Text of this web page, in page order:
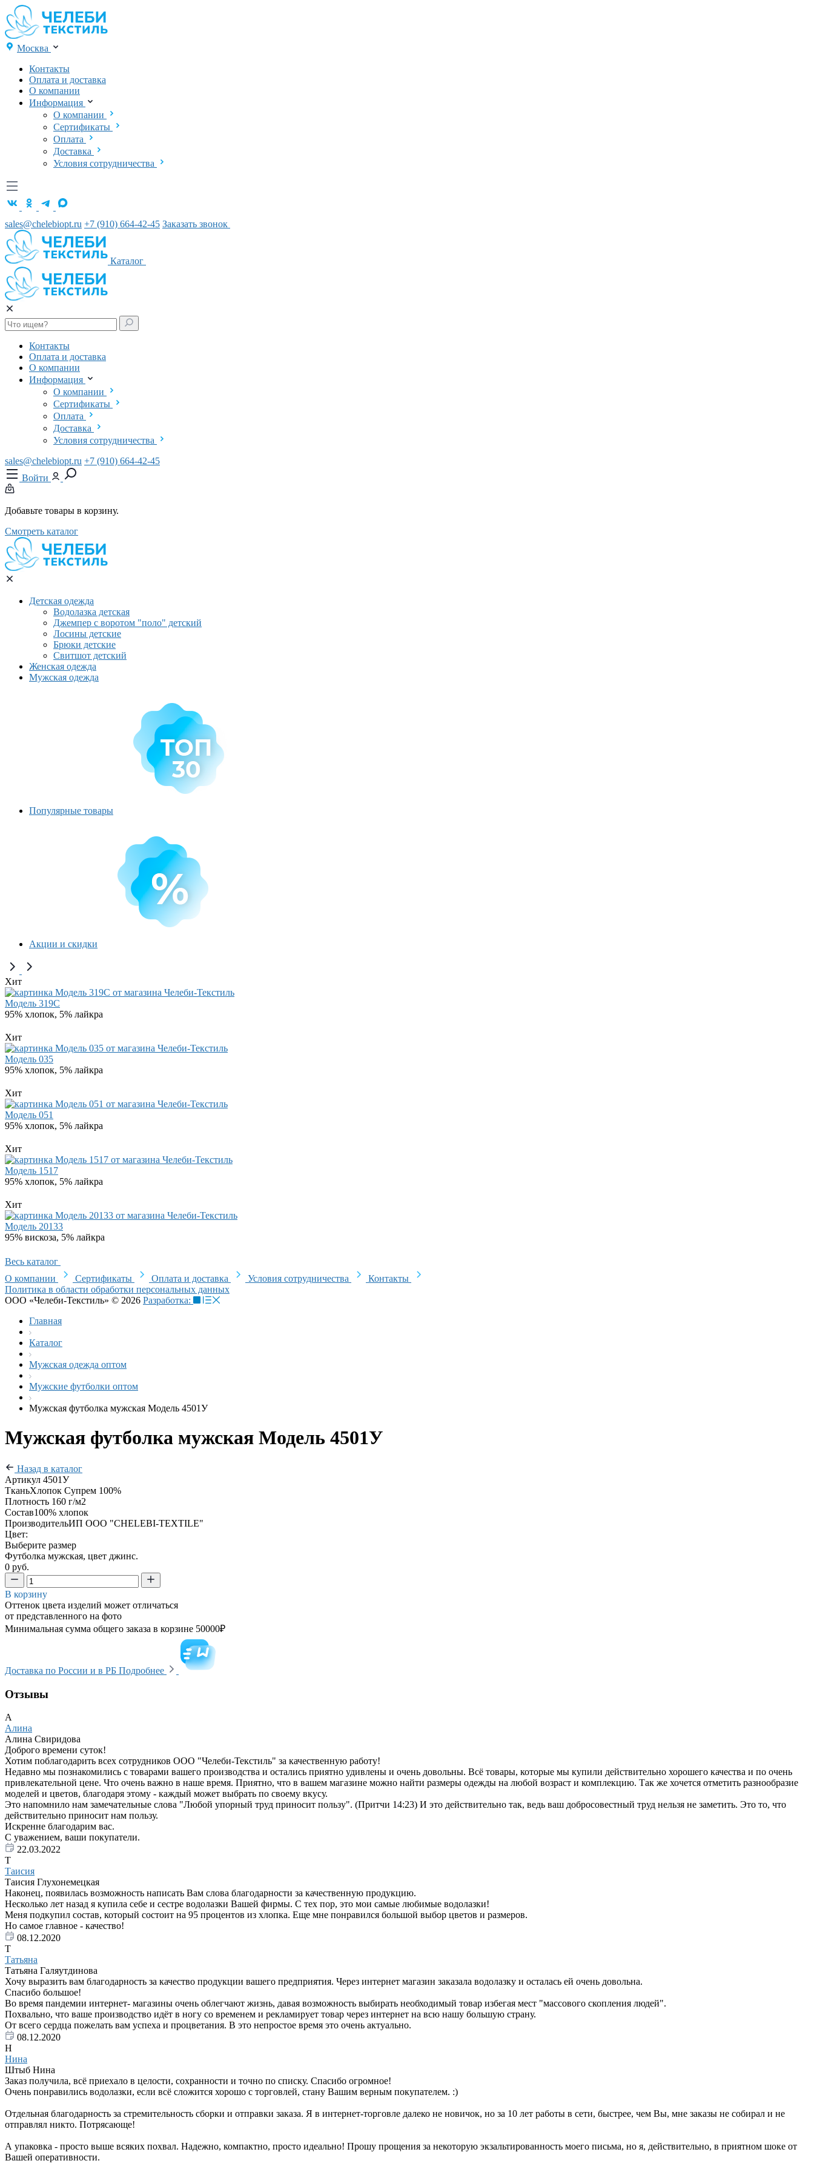
Москва
Контакты
Оплата и доставка
О компании
Информация
О компании
Сертификаты
Оплата
Доставка
Условия сотрудничества
sales@chelebiopt.ru +7 (910) 664-42-45 Заказать звонок
Каталог
Контакты
Оплата и доставка
О компании
Информация
О компании
Сертификаты
Оплата
Доставка
Условия сотрудничества
sales@chelebiopt.ru +7 (910) 664-42-45
Войти
Добавьте товары в корзину.
Смотреть каталог
Детская одежда
Водолазка детская
Джемпер с воротом "поло" детский
Лосины детские
Брюки детские
Свитшот детский
Женская одежда
Мужская одежда
Популярные товары
Акции и скидки
Хит
Модель 319C
95% хлопок, 5% лайкра
Хит
Модель 035
95% хлопок, 5% лайкра
Хит
Модель 051
95% хлопок, 5% лайкра
Хит
Модель 1517
95% хлопок, 5% лайкра
Хит
Модель 20133
95% вискоза, 5% лайкра
Весь каталог
О компании
Сертификаты Оплата и доставка Условия сотрудничества
Контакты
Политика в области обработки персональных данных
ООО «Челеби-Текстиль» © 2026 Разработка:
Главная
Каталог
Мужская одежда оптом
Мужские футболки оптом
Мужская футболка мужская Модель 4501У
Мужская футболка мужская Модель 4501У
Назад в каталог
Артикул 4501У
ТканьХлопок Супрем 100%
Плотность 160 г/м2
Состав100% хлопок
ПроизводительИП ООО "CHELEBI-TEXTILE"
Цвет:
Выберите размер
Футболка мужская, цвет джинс.
0 руб.
В корзину
Оттенок цвета изделий может отличаться
от представленного на фото
Минимальная сумма общего заказа в корзине 50000₽
Доставка по России и в РБ Подробнее
Отзывы
А
Алина
Алина Свиридова
Доброго времени суток!
Хотим поблагодарить всех сотрудников ООО "Челеби-Текстиль" за качественную работу!
Недавно мы познакомились с товарами вашего производства и остались приятно удивлены и очень довольны. Всё товары, которые мы купили действительно хорошего качества и по очень
привлекательной цене. Что очень важно в наше время. Приятно, что в вашем магазине можно найти размеры одежды на любой возраст и комплекцию. Так же хочется отметить разнообразие
моделей и цветов, благодаря этому - каждый может выбрать по своему вкусу.
Это напомнило нам замечательные слова "Любой упорный труд приносит пользу". (Притчи 14:23) И это действительно так, ведь ваш добросовестный труд нельзя не заметить. Это то, что
действительно приносит нам пользу.
Искренне благодарим вас.
С уважением, ваши покупатели.
22.03.2022
Т
Таисия
Таисия Глухонемецкая
Наконец, появилась возможность написать Вам слова благодарности за качественную продукцию.
Несколько лет назад я купила себе и сестре водолазки Вашей фирмы. С тех пор, это мои самые любимые водолазки!
Меня подкупил состав, который состоит на 95 процентов из хлопка. Еще мне понравился большой выбор цветов и размеров.
Но самое главное - качество!
08.12.2020
Т
Татьяна
Татьяна Галяутдинова
Хочу выразить вам благодарность за качество продукции вашего предприятия. Через интернет магазин заказала водолазку и осталась ей очень довольна.
Спасибо большое!
Во время пандемии интернет- магазины очень облегчают жизнь, давая возможность выбирать необходимый товар избегая мест "массового скопления людей".
Похвально, что ваше производство идёт в ногу со временем и рекламирует товар через интернет на всю нашу большую страну.
От всего сердца пожелать вам успеха и процветания. В это непростое время это очень актуально.
08.12.2020
Н
Нина
Штыб Нина
Заказ получила, всё приехало в целости, сохранности и точно по списку. Спасибо огромное!
Очень понравились водолазки, если всё сложится хорошо с торговлей, стану Вашим верным покупателем. :)
Отдельная благодарность за стремительность сборки и отправки заказа. Я в интернет-торговле далеко не новичок, но за 10 лет работы в сети, быстрее, чем Вы, мне заказы не собирал и не
отправлял никто. Потрясающе!
А упаковка - просто выше всяких похвал. Надежно, компактно, просто идеально! Прошу прощения за некоторую экзальтированность моего письма, но я, действительно, в приятном шоке от
Вашей оперативности.